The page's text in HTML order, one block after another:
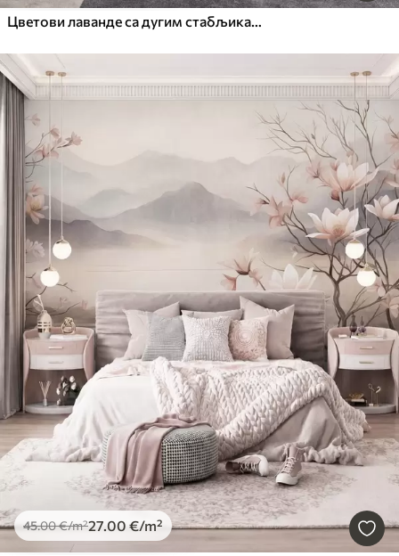
Цветови лаванде са дугим стабљикама и листовима, мека пастелна текстурирана уметност
45.00€/m²27.00 €/m²